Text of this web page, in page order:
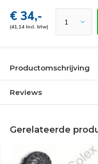
€ 34,-
(41,14 Incl. btw)
Productomschrijving
Reviews
Gerelateerde